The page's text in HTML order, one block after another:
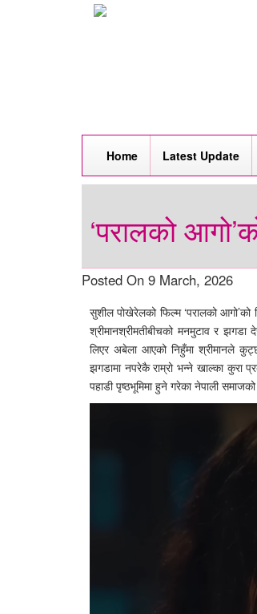
Home Latest Update
‘परालको
Posted On 9 March, 2026
सुशील पोखेरेलको फिल्म ‘परालको
श्रीमानश्रीमतीबीचको मनमुटाव र झगडा
लिएर अबेला आएको निहुँमा श्रीमानले
झगडामा नपरेकै राम्रो भन्ने खाल्का कुरा
पहाडी पृष्ठभूमिमा हुने गरेका नेपाली